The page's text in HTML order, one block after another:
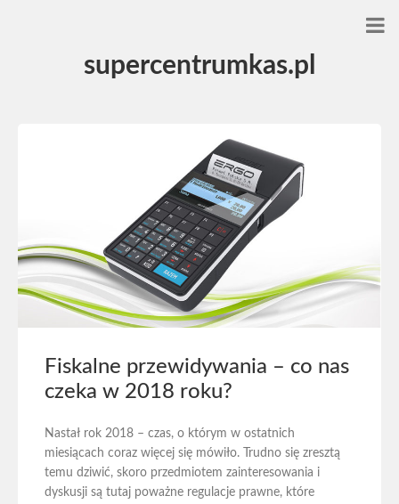
supercentrumkas.pl
Fiskalne przewidywania – co nas
czeka w 2018 roku?
Nastał rok 2018 – czas, o którym w ostatnich
miesiącach coraz więcej się mówiło. Trudno się zresztą
temu dziwić, skoro przedmiotem zainteresowania i
dyskusji są tutaj poważne regulacje prawne, które